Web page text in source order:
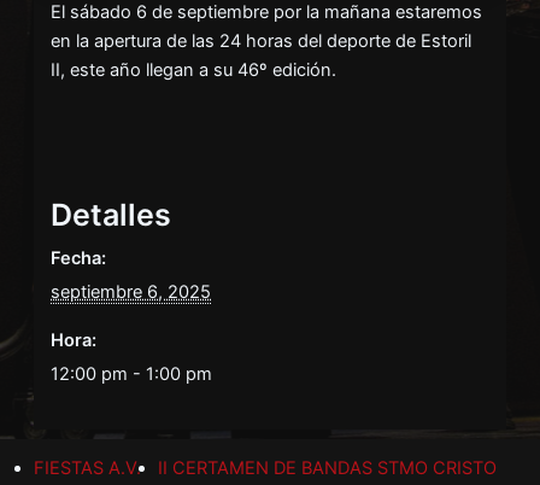
El sábado 6 de septiembre por la mañana estaremos
en la apertura de las 24 horas del deporte de Estoril
II, este año llegan a su 46º edición.
Detalles
Fecha:
septiembre 6, 2025
Hora:
12:00 pm - 1:00 pm
FIESTAS A.V.
II CERTAMEN DE BANDAS STMO CRISTO